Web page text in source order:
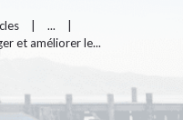
...
et améliorer le...